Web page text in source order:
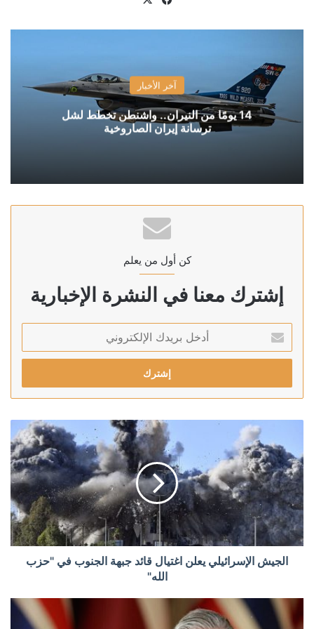
آخر الأخبار
14 يومًا من النيران.. واشنطن تخطط لشل
ترسانة إيران الصاروخية
كن أول من يعلم
إشترك معنا في النشرة الإخبارية
بريدك
الإلكتروني
الجيش الإسرائيلي يعلن اغتيال قائد جبهة الجنوب في "حزب
الله"